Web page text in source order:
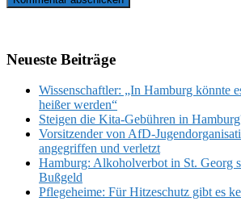
Neueste Beiträge
Wissenschaftler: „In Hamburg könnte
heißer werden“
Steigen die Kita-Gebühren in
Vorsitzender von AfD-
angegriffen und verletzt
Hamburg: Alkoholverbot in St. Georg
Bußgeld
Pflegeheime: Für Hitzeschutz gibt es